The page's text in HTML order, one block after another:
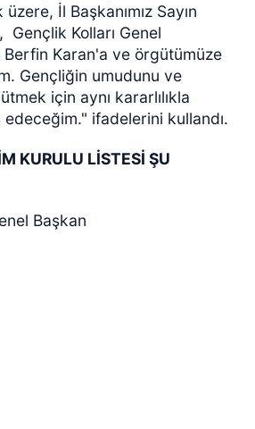
üzere, İl Başkanımız Sayın
Gençlik Kolları Genel
Berfin Karan'a ve örgütümüze
Gençliğin umudunu ve
için aynı kararlılıkla
edeceğim." ifadelerini kullandı.
KURULU LİSTESİ ŞU
Başkan